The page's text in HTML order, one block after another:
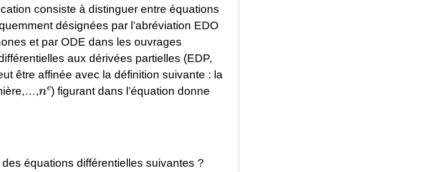
consiste à distinguer entre équations
désignées par l’abréviation EDO
et par ODE dans les ouvrages
aux dérivées partielles (EDP,
être affinée avec la définition suivante : la
ne
) figurant dans l’équation donne
équations différentielles suivantes ?